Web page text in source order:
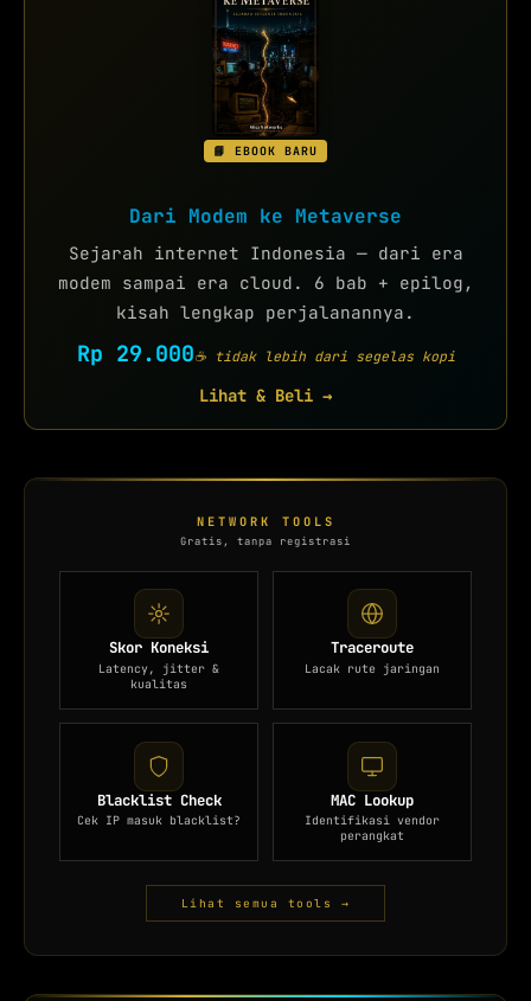
📘 EBOOK BARU
Dari Modem ke Metaverse
Sejarah internet Indonesia — dari era
modem sampai era cloud. 6 bab + epilog,
kisah lengkap perjalanannya.
Rp 29.000☕ tidak lebih dari segelas kopi
Lihat & Beli →
NETWORK TOOLS
Gratis, tanpa registrasi
Skor Koneksi
Latency, jitter &
kualitas
Traceroute
Lacak rute jaringan
Blacklist Check
Cek IP masuk blacklist?
MAC Lookup
Identifikasi vendor
perangkat
Lihat semua tools →